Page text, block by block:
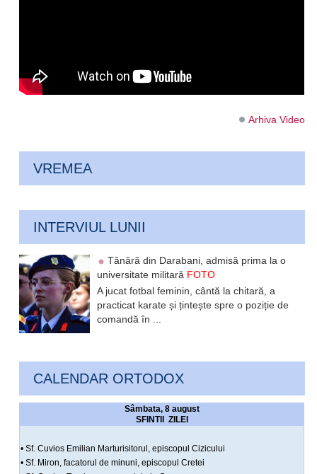
Arhiva Video
VREMEA
INTERVIUL LUNII
Tânără din Darabani, admisă prima la o
universitate militară FOTO
A jucat fotbal feminin, cântă la chitară, a
practicat karate și țintește spre o poziție de
comandă în ...
CALENDAR ORTODOX
Sâmbata, 8 august
SFINTII ZILEI
• Sf. Cuvios Emilian Marturisitorul, episcopul Cizicului
• Sf. Miron, facatorul de minuni, episcopul Cretei